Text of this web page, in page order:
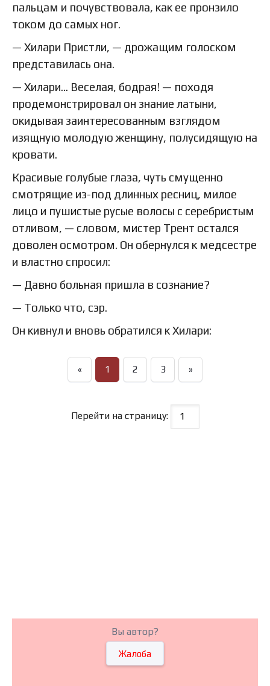
пальцам и почувствовала, как ее пронзило
током до самых ног.
— Хилари Пристли, — дрожащим голоском
представилась она.
— Хилари… Веселая, бодрая! — походя
продемонстрировал он знание латыни,
окидывая заинтересованным взглядом
изящную молодую женщину, полусидящую на
кровати.
Красивые голубые глаза, чуть смущенно
смотрящие из-под длинных ресниц, милое
лицо и пушистые русые волосы с серебристым
отливом, — словом, мистер Трент остался
доволен осмотром. Он обернулся к медсестре
и властно спросил:
— Давно больная пришла в сознание?
— Только что, сэр.
Он кивнул и вновь обратился к Хилари:
« 1 2 3 »
Перейти на страницу:
Вы автор?
Жалоба